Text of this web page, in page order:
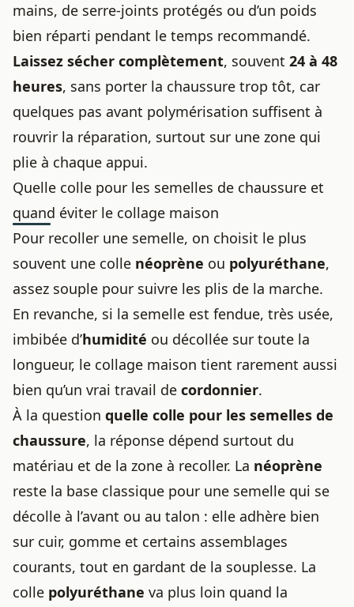
mains, de serre-joints protégés ou d’un poids
bien réparti pendant le temps recommandé.
Laissez sécher complètement, souvent 24 à 48
heures, sans porter la chaussure trop tôt, car
quelques pas avant polymérisation suffisent à
rouvrir la réparation, surtout sur une zone qui
plie à chaque appui.
Quelle colle pour les semelles de chaussure et
quand éviter le collage maison
Pour recoller une semelle, on choisit le plus
souvent une colle néoprène ou polyuréthane,
assez souple pour suivre les plis de la marche.
En revanche, si la semelle est fendue, très usée,
imbibée d’humidité ou décollée sur toute la
longueur, le collage maison tient rarement aussi
bien qu’un vrai travail de cordonnier.
À la question quelle colle pour les semelles de
chaussure, la réponse dépend surtout du
matériau et de la zone à recoller. La néoprène
reste la base classique pour une semelle qui se
décolle à l’avant ou au talon : elle adhère bien
sur cuir, gomme et certains assemblages
courants, tout en gardant de la souplesse. La
colle polyuréthane va plus loin quand la